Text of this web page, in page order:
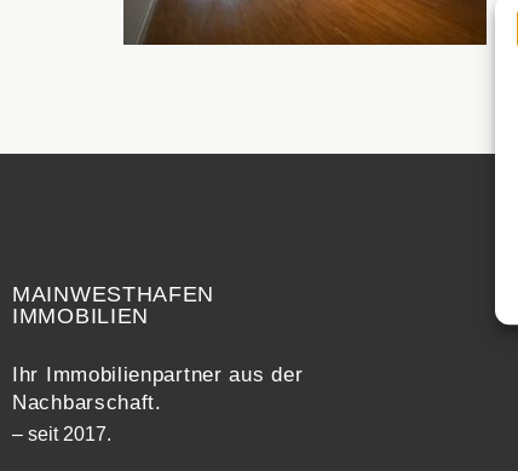
MAINWESTHAFEN
IMMOBILIEN
Ihr Immobilienpartner aus der
Nachbarschaft.
– seit 2017.